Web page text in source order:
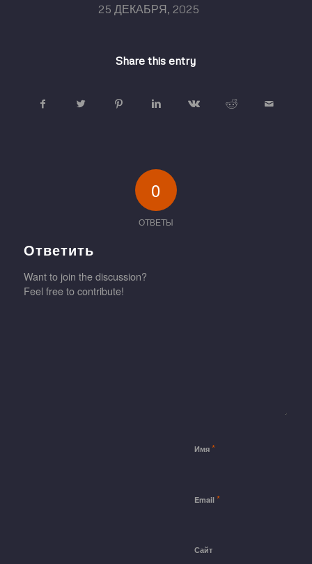
25 ДЕКАБРЯ, 2025
/
Share this entry
0
ОТВЕТЫ
Ответить
Want to join the discussion?
Feel free to contribute!
Имя *
Email *
Сайт